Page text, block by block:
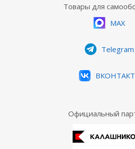
Товары для
MAX
Telegram
Официальный